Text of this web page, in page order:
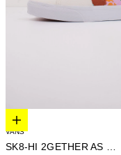
Elige opciones
VANS